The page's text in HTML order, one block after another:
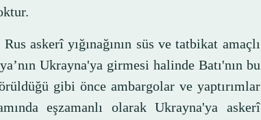
Rus askerî yığınağının süs ve tatbikat amaçlı
Ukrayna'ya girmesi halinde Batı'nın bu
gibi önce ambargolar ve yaptırımlar
eşzamanlı olarak Ukrayna'ya askerî